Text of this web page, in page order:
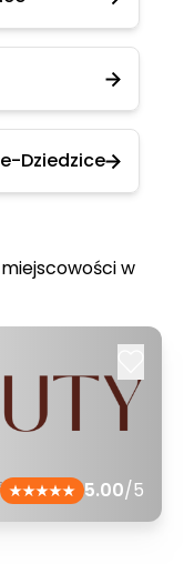
Dziedzice
w
5.00/5